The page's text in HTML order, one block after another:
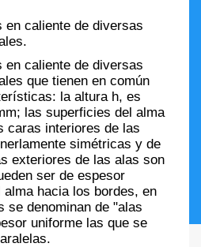
en caliente de diversas
en caliente de diversas
que tienen en común
la altura h, es
las superficies del alma
caras interiores de las
simétricas y de
exteriores de las alas son
ser de espesor
hacia los bordes, en
se denominan de "alas
uniforme las que se